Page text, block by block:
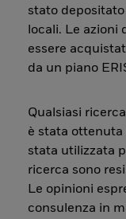
stato
locali. Le azioni
essere
da un piano
Qualsiasi
è stata ottenuta
stata utilizzata
ricerca sono
Le opinioni
consulenza in